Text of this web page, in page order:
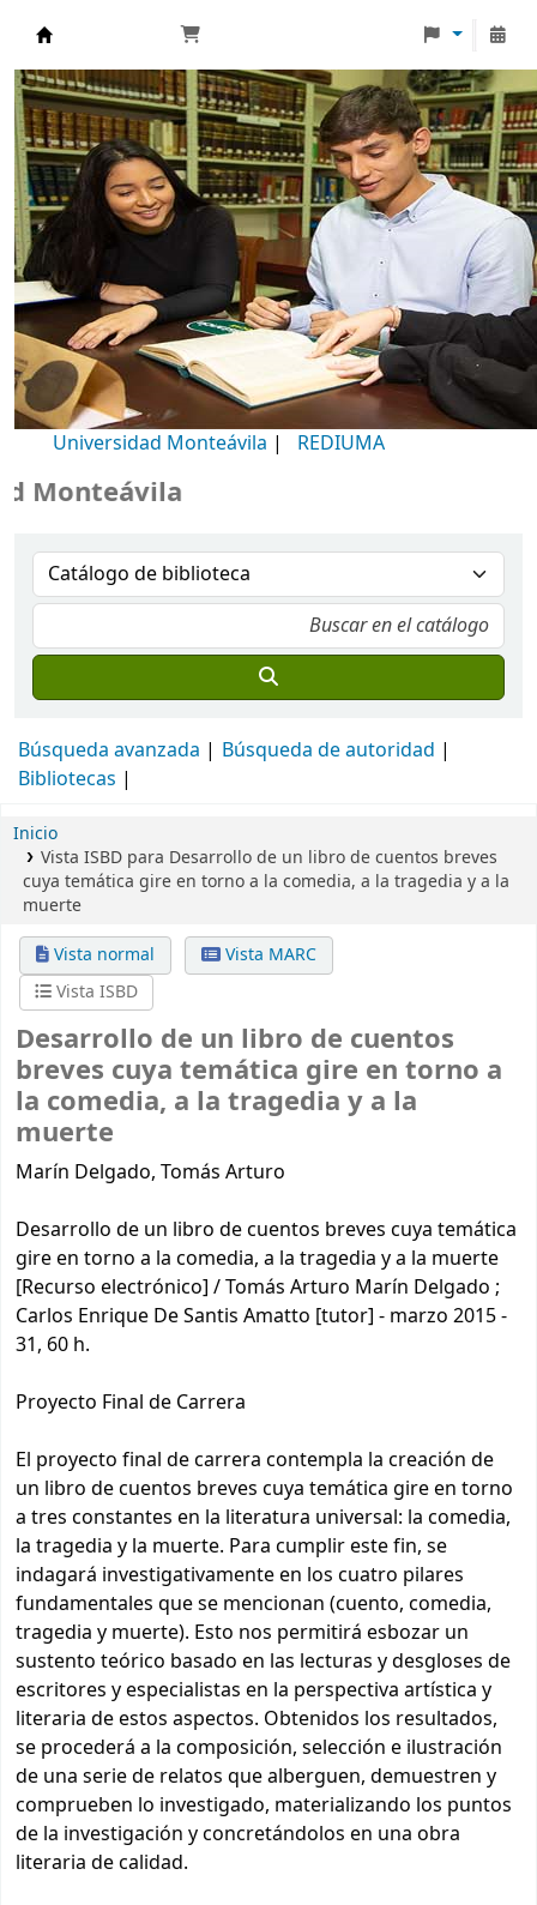
Biblioteca Universidad Monteávila
Universidad Monteávila | REDIUMA
Búsqueda avanzada
Búsqueda de autoridad
Bibliotecas
Inicio
Vista ISBD para Desarrollo de un libro de cuentos breves
cuya temática gire en torno a la comedia, a la tragedia y a la
muerte
Vista normal
Vista MARC
Vista ISBD
Desarrollo de un libro de cuentos
breves cuya temática gire en torno a
la comedia, a la tragedia y a la
muerte
Marín Delgado, Tomás Arturo
Desarrollo de un libro de cuentos breves cuya temática
gire en torno a la comedia, a la tragedia y a la muerte
[Recurso electrónico] / Tomás Arturo Marín Delgado ;
Carlos Enrique De Santis Amatto [tutor] - marzo 2015 -
31, 60 h.
Proyecto Final de Carrera
El proyecto final de carrera contempla la creación de
un libro de cuentos breves cuya temática gire en torno
a tres constantes en la literatura universal: la comedia,
la tragedia y la muerte. Para cumplir este fin, se
indagará investigativamente en los cuatro pilares
fundamentales que se mencionan (cuento, comedia,
tragedia y muerte). Esto nos permitirá esbozar un
sustento teórico basado en las lecturas y desgloses de
escritores y especialistas en la perspectiva artística y
literaria de estos aspectos. Obtenidos los resultados,
se procederá a la composición, selección e ilustración
de una serie de relatos que alberguen, demuestren y
comprueben lo investigado, materializando los puntos
de la investigación y concretándolos en una obra
literaria de calidad.